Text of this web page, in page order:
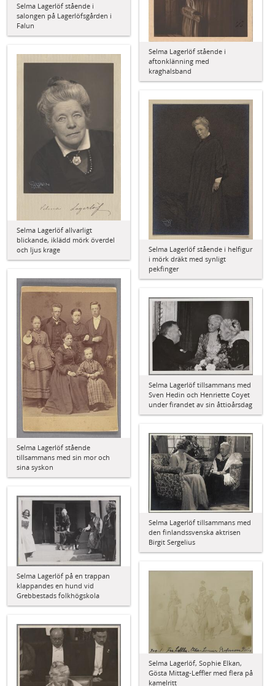
Selma Lagerlöf stående i
aftonklänning med
kraghalsband
Selma Lagerlöf stående i
salongen på Lagerlöfsgården i
Falun
Selma Lagerlöf allvarligt
blickande, iklädd mörk överdel
och ljus krage
Selma Lagerlöf stående i helfigur
i mörk dräkt med synligt
pekfinger
Selma Lagerlöf stående
tillsammans med sin mor och
sina syskon
Selma Lagerlöf tillsammans med
Sven Hedin och Henriette Coyet
under firandet av sin åttioårsdag
Selma Lagerlöf tillsammans med
den finlandssvenska aktrisen
Birgit Sergelius
Selma Lagerlöf på en trappan
klappandes en hund vid
Grebbestads folkhögskola
Selma Lagerlöf, Sophie Elkan,
Gösta Mittag-Leffler med flera på
kamelritt